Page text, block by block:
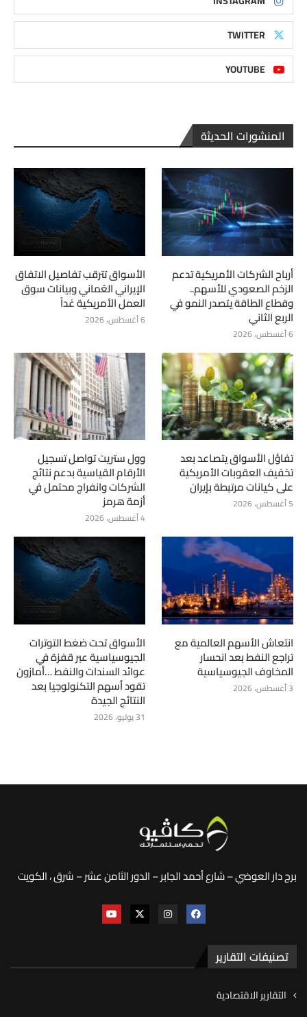
TWITTER
YOUTUBE
المنشورات الحديثة
أرباح الشركات الأمريكية تدعم
الزخم الصعودي للأسهم..
وقطاع الطاقة يتصدر النمو في
الربع الثاني
6 أغسطس، 2026
الأسواق تترقب تفاصيل الاتفاق
الإيراني العُماني وبيانات سوق
العمل الأمريكية غداً
6 أغسطس، 2026
تفاؤل الأسواق يتصاعد بعد
تخفيف العقوبات الأمريكية
على كيانات مرتبطة بإيران
5 أغسطس، 2026
وول ستريت تواصل تسجيل
الأرقام القياسية بدعم نتائج
الشركات وانفراج محتمل في
أزمة هرمز
4 أغسطس، 2026
انتعاش الأسهم العالمية مع
تراجع النفط بعد انحسار
المخاوف الجيوسياسية
3 أغسطس، 2026
الأسواق تحت ضغط التوترات
الجيوسياسية عبر قفزة في
عوائد السندات والنفط …أمازون
تقود أسهم التكنولوجيا بعد
النتائج الجيدة
31 يوليو، 2026
برج دار العوضي – شارع أحمد الجابر – الدور الثامن عشر – شرق ، الكويت
تصنيفات التقارير
التقارير الاقتصادية